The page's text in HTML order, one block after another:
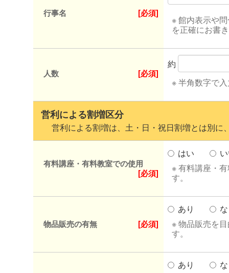
行事名 [必須]
※ 館内表示や
を正確にお書
人数 [必須]
約
※ 半角数字で
営利による割増区分
営利による割増は、土・日・祝日割増とは別に
有料講座・有料教室での使用
[必須]
はい
※ 有料講座・
す。
物品販売の有無 [必須]
あり
※ 物品販売を
す。
あり